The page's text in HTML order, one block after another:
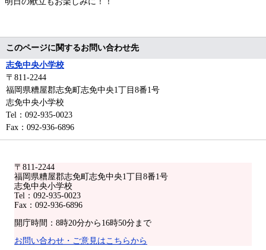
〒811-2244
福岡県糟屋郡志免町志免中央1丁目8番1号
志免中央小学校
Tel：092-935-0023
Fax：092-936-6896
開庁時間：8時20分から16時50分まで
お問い合わせ・ご意見はこちらから
このページに関するお問い合わせ先
志免中央小学校
〒811-2244
福岡県糟屋郡志免町志免中央1丁目8番1号
志免中央小学校
Tel：092-935-0023
Fax：092-936-6896